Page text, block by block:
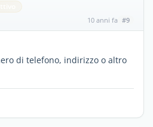
10 anni fa #9
di telefono, indirizzo o altro